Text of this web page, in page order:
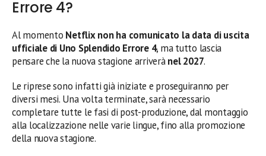
Errore 4?
Al momento Netflix non ha comunicato la data di uscita
ufficiale di Uno Splendido Errore 4, ma tutto lascia
pensare che la nuova stagione arriverànel 2027.
Le riprese sono infatti già iniziate e proseguiranno per
diversi mesi. Una volta terminate, sarà necessario
completare tutte le fasi di post-produzione, dal montaggio
alla localizzazione nelle varie lingue, fino alla promozione
della nuova stagione.